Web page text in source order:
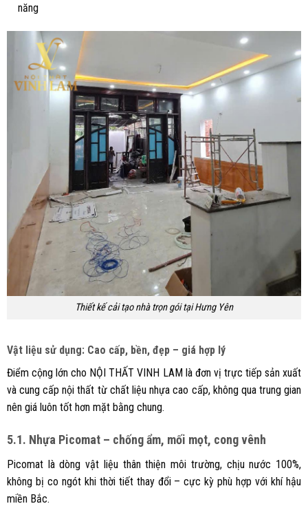
năng
Thiết kế cải tạo nhà trọn gói tại Hưng Yên
Vật liệu sử dụng: Cao cấp, bền, đẹp – giá hợp lý
Điểm cộng lớn cho NỘI THẤT VINH LAM là đơn vị trực tiếp sản xuất
và cung cấp nội thất từ chất liệu nhựa cao cấp, không qua trung gian
nên giá luôn tốt hơn mặt bằng chung.
5.1. Nhựa Picomat – chống ẩm, mối mọt, cong vênh
Picomat là dòng vật liệu thân thiện môi trường, chịu nước 100%,
không bị co ngót khi thời tiết thay đổi – cực kỳ phù hợp với khí hậu
miền Bắc.